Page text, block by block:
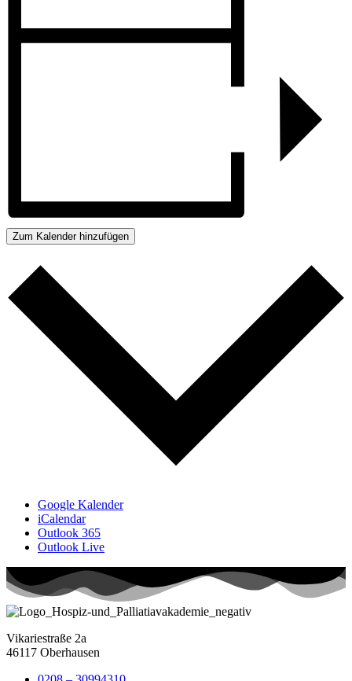
Zum Kalender hinzufügen
Google Kalender
iCalendar
Outlook 365
Outlook Live
Vikariestraße 2a
46117 Oberhausen